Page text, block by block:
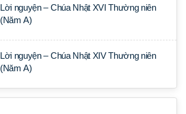
Lời nguyện – Chúa Nhật XVI Thường niên
(Năm A)
Lời nguyện – Chúa Nhật XIV Thường niên
(Năm A)